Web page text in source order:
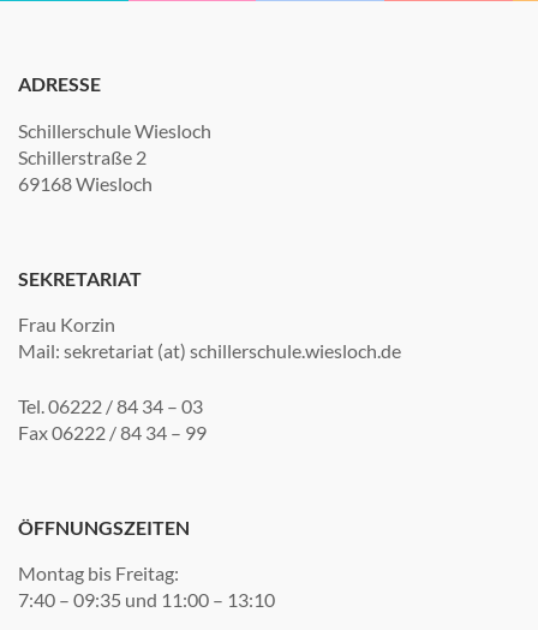
ADRESSE
Schillerschule Wiesloch
Schillerstraße 2
69168 Wiesloch
SEKRETARIAT
Frau Korzin
Mail: sekretariat (at) schillerschule.wiesloch.de
Tel. 06222 / 84 34 – 03
Fax 06222 / 84 34 – 99
ÖFFNUNGSZEITEN
Montag bis Freitag:
7:40 – 09:35 und 11:00 – 13:10